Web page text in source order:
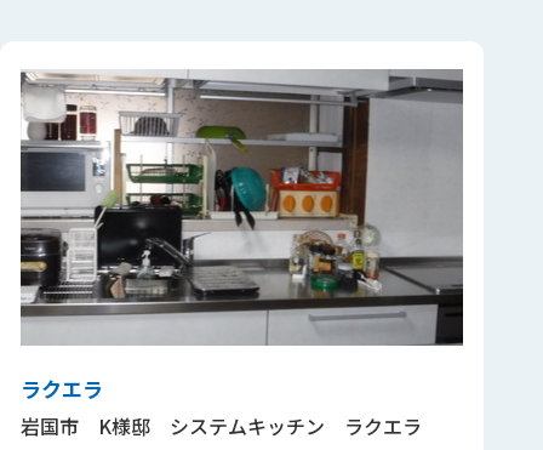
ラクエラ
岩国市 K様邸 システムキッチン ラクエラ